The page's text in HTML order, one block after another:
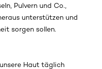
Pulvern und Co.,
unterstützen und
sorgen sollen.
Haut täglich